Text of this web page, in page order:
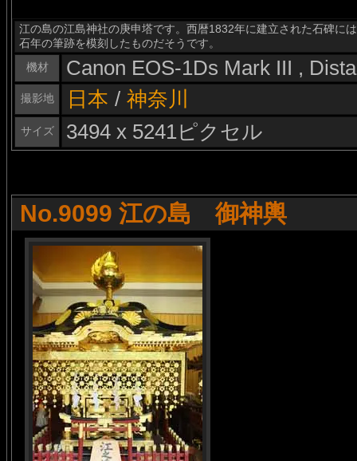
江の島の江島神社の庚申塔です。西暦1832年に建立された石碑に
石年の筆跡を模刻したものだそうです。
機材
Canon EOS-1Ds Mark III ,
撮影地 日本 / 神奈川
サイズ 3494 x 5241ピクセル
No.9099 江の島 御神輿